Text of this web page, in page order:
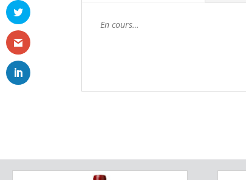
En cours…